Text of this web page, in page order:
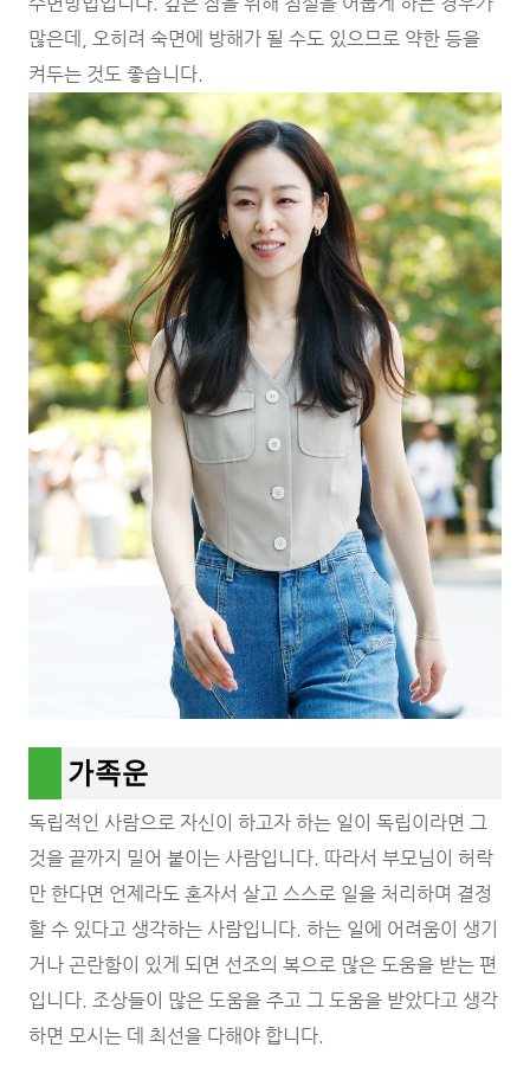
많은데, 오히려 숙면에 방해가 될 수도 있으므로 약한 등을
켜두는 것도 좋습니다.
가족운
독립적인 사람으로 자신이 하고자 하는 일이 독립이라면 그
것을 끝까지 밀어 붙이는 사람입니다. 따라서 부모님이 허락
만 한다면 언제라도 혼자서 살고 스스로 일을 처리하며 결정
할 수 있다고 생각하는 사람입니다. 하는 일에 어려움이 생기
거나 곤란함이 있게 되면 선조의 복으로 많은 도움을 받는 편
입니다. 조상들이 많은 도움을 주고 그 도움을 받았다고 생각
하면 모시는 데 최선을 다해야 합니다.